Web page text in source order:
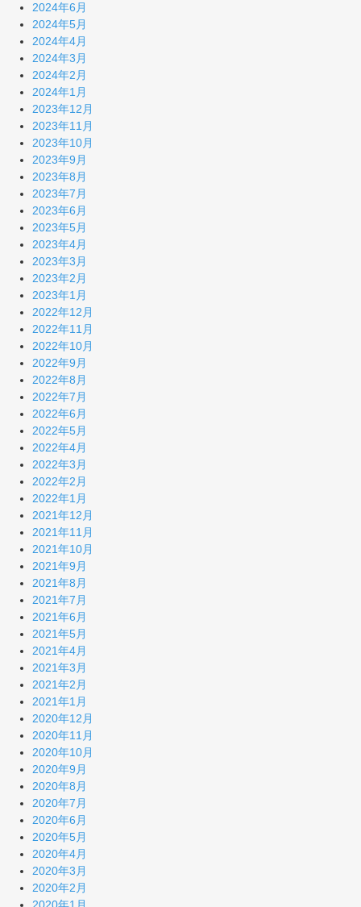
2024年6月
2024年5月
2024年4月
2024年3月
2024年2月
2024年1月
2023年12月
2023年11月
2023年10月
2023年9月
2023年8月
2023年7月
2023年6月
2023年5月
2023年4月
2023年3月
2023年2月
2023年1月
2022年12月
2022年11月
2022年10月
2022年9月
2022年8月
2022年7月
2022年6月
2022年5月
2022年4月
2022年3月
2022年2月
2022年1月
2021年12月
2021年11月
2021年10月
2021年9月
2021年8月
2021年7月
2021年6月
2021年5月
2021年4月
2021年3月
2021年2月
2021年1月
2020年12月
2020年11月
2020年10月
2020年9月
2020年8月
2020年7月
2020年6月
2020年5月
2020年4月
2020年3月
2020年2月